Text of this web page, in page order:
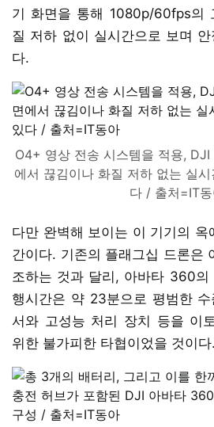
기 화면을 통해 1080p/60fps의
질 저하 없이 실시간으로 보며
다.
O4+ 영상 전송 시스템을 적용,
에서 끊김이나 화질 저하 없는 실
다 / 출처=IT
다만 완벽해 보이는 이 기기의 옥
간이다. 기존의 플래그십 드론은
조하는 것과 달리, 아바타 360의
행시간은 약 23분으로 평범한
서와 고성능 처리 장치 등을 이
위한 불가피한 타협이었을 것이다.